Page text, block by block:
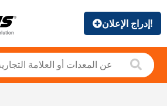
إدراج الإعلان!